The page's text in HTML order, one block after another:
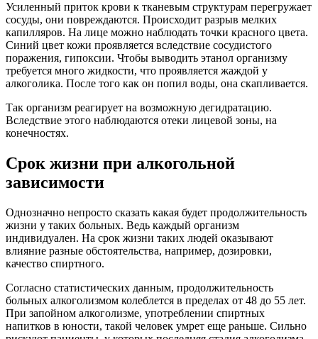
Усиленный приток крови к тканевым структурам перегружает
сосуды, они повреждаются. Происходит разрыв мелких
капилляров. На лице можно наблюдать точки красного цвета.
Синий цвет кожи проявляется вследствие сосудистого
поражения, гипоксии. Чтобы выводить этанол организму
требуется много жидкости, что проявляется жаждой у
алкоголика. После того как он попил воды, она скапливается.
Так организм реагирует на возможную дегидратацию.
Вследствие этого наблюдаются отеки лицевой зоны, на
конечностях.
Срок жизни при алкогольной
зависимости
Однозначно непросто сказать какая будет продолжительность
жизни у таких больных. Ведь каждый организм
индивидуален. На срок жизни таких людей оказывают
влияние разные обстоятельства, например, дозировки,
качество спиртного.
Согласно статистических данным, продолжительность
больных алкоголизмом колеблется в пределах от 48 до 55 лет.
При запойном алкоголизме, употреблении спиртных
напитков в юности, такой человек умрет еще раньше. Сильно